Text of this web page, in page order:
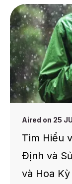
Aired on 25
Tìm Hiểu
Định và
và Hoa Kỳ